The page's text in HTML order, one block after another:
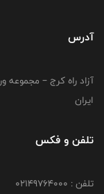
آدرس
آزاد راه کرج –
ایران
تلفن و فکس
تلفن : 02149764000